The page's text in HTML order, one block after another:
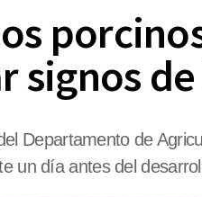
signos
Departamento de
un día antes del